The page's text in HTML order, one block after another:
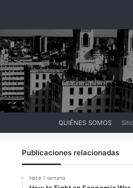
QUIÉNES SOMOS
Publicaciones relacionadas
Hace 1 semana